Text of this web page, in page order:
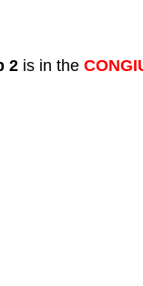
2is in the